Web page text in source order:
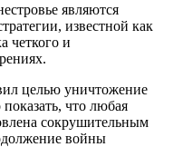
являются
известной как
четкого и
целью уничтожение
что любая
сокрушительным
войны